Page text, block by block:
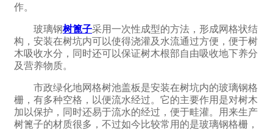
作。
玻璃钢树篦子采用一次性成型的方法，形成网格状结
构，安装在树坑内可以使得浇灌及水流通过方便，便于树
木吸收水分，同时还可以保证树木根部自由吸收地下养分
及营养物质。
市政绿化地网格树池盖板是安装在树坑内的玻璃钢格
栅，有多种空格，以便流水经过。它的主要作用是对树木
加以保护，同时还易于流水的经过，便于畦灌。用来生产
树篦子的材质很多，不过如今比较常用的是玻璃钢格栅，